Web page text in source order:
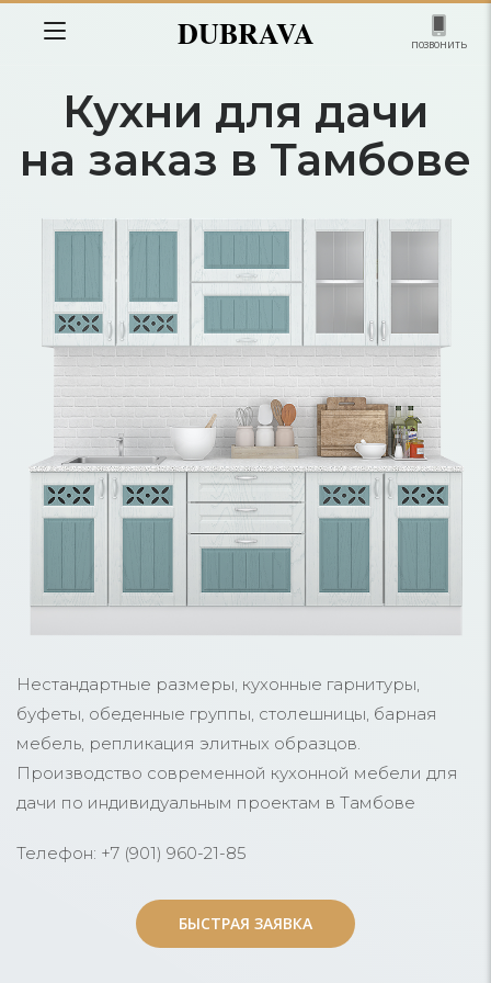
DUBRAVA позвонить
Кухни для дачи
на заказ в Тамбове
Нестандартные размеры, кухонные гарнитуры,
буфеты, обеденные группы, столешницы, барная
мебель, репликация элитных образцов.
Производство современной кухонной мебели для
дачи по индивидуальным проектам в Тамбове
Телефон: +7 (901) 960-21-85
БЫСТРАЯ ЗАЯВКА
БЫСТРАЯ ЗАЯВКА